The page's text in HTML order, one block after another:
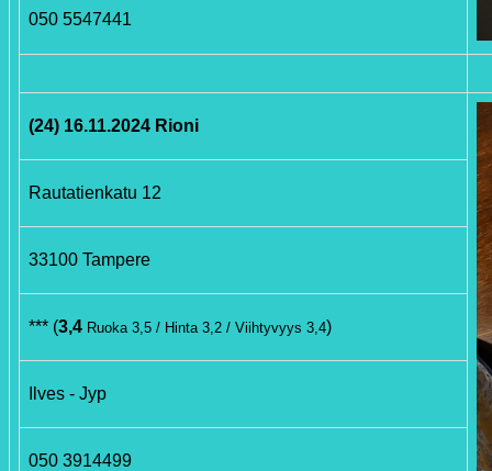
050 5547441
(24) 16.11.2024 Rioni
Rautatienkatu 12
33100 Tampere
*** (3,4 Ruoka 3,5 / Hinta 3,2 / Viihtyvyys 3,4)
Ilves - Jyp
050 3914499